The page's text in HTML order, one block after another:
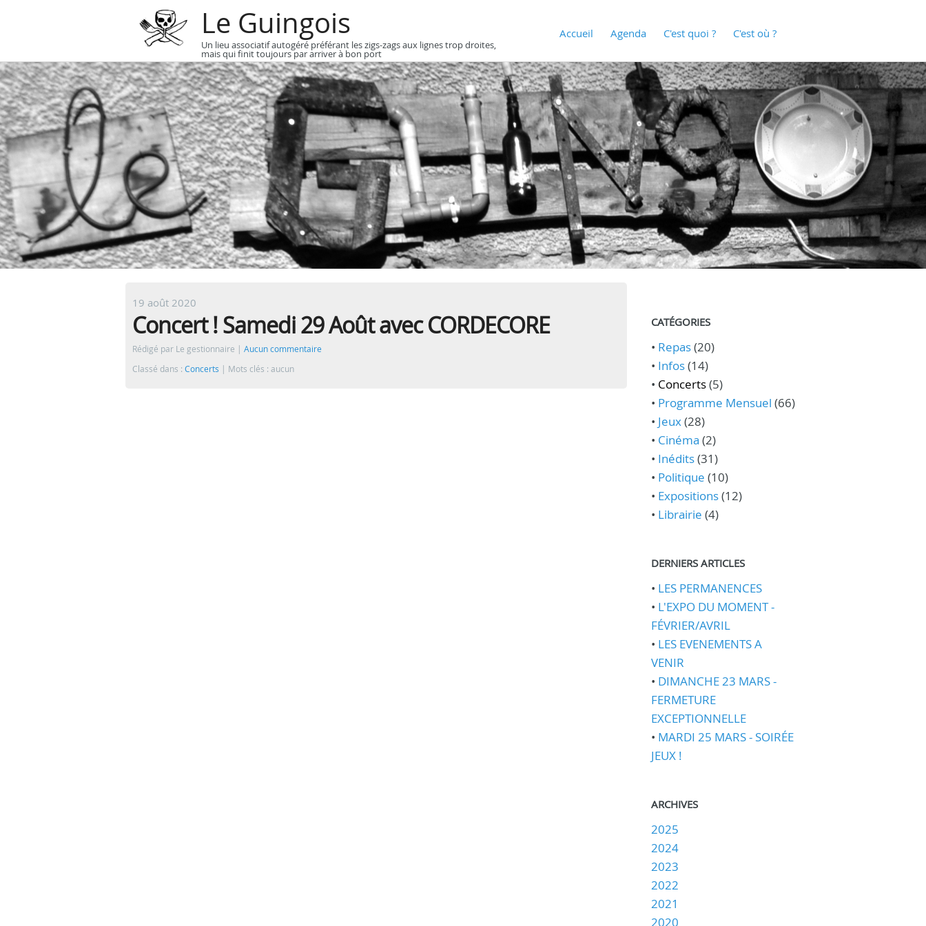
Le Guingois
Un lieu associatif autogéré préférant les zigs-zags aux lignes trop droites,
mais qui finit toujours par arriver à bon port
Accueil Agenda C'est quoi ? C'est où ?
19 août 2020
Concert ! Samedi 29 Août avec CORDECORE
Rédigé par Le gestionnaire
Aucun commentaire
Classé dans : Concerts Mots clés : aucun
CATÉGORIES
• Repas(20)
• Infos(14)
• Concerts(5)
• Programme Mensuel (66)
• Jeux(28)
• Cinéma (2)
• Inédits(31)
• Politique (10)
• Expositions(12)
• Librairie (4)
DERNIERS ARTICLES
• LES PERMANENCES
• L'EXPO DU MOMENT -
FÉVRIER/AVRIL
• LES EVENEMENTS A
VENIR
• DIMANCHE 23 MARS -
FERMETURE
EXCEPTIONNELLE
• MARDI 25 MARS - SOIRÉE
JEUX !
ARCHIVES
2025
2024
2023
2022
2021
2020